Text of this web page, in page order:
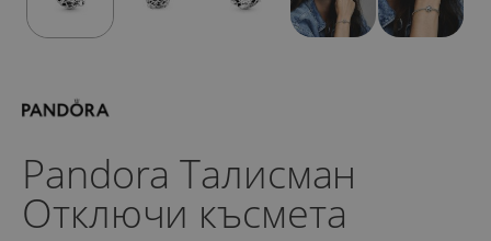
Pandora Талисман
Отключи късмета